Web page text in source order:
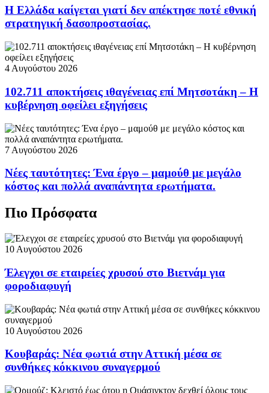
Η Ελλάδα καίγεται γιατί δεν απέκτησε ποτέ εθνική
στρατηγική δασοπροστασίας.
4 Αυγούστου 2026
102.711 αποκτήσεις ιθαγένειας επί Μητσοτάκη – Η
κυβέρνηση οφείλει εξηγήσεις
7 Αυγούστου 2026
Νέες ταυτότητες: Ένα έργο – μαμούθ με μεγάλο
κόστος και πολλά αναπάντητα ερωτήματα.
Πιο Πρόσφατα
10 Αυγούστου 2026
Έλεγχοι σε εταιρείες χρυσού στο Βιετνάμ για
φοροδιαφυγή
10 Αυγούστου 2026
Κουβαράς: Νέα φωτιά στην Αττική μέσα σε
συνθήκες κόκκινου συναγερμού